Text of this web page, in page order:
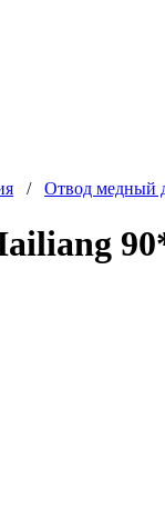
/ Отвод медный